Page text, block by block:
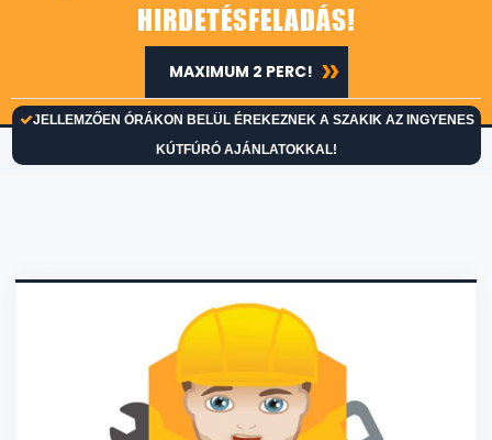
HIRDETÉSFELADÁS!
JELLEMZŐEN ÓRÁKON BELÜL ÉREKEZNEK A SZAKIK AZ INGYENES
KÚTFÚRÓ AJÁNLATOKKAL!
MAXIMUM 2 PERC!